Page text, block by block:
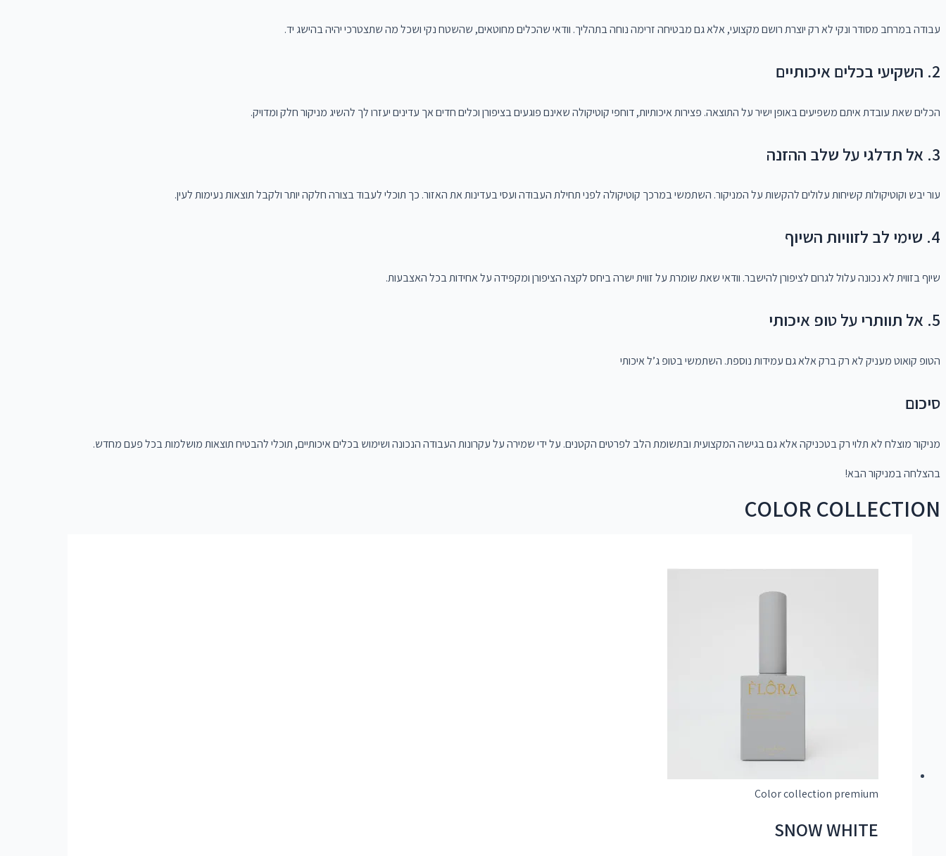
עבודה במרחב מסודר ונקי לא רק יוצרת רושם מקצועי, אלא גם מבטיחה זרימה נוחה בתהליך. וודאי שהכלים מחוטאים, שהשטח נקי ושכל מה שתצטרכי יהיה בהישג יד.
2. השקיעי בכלים איכותיים
הכלים שאת עובדת איתם משפיעים באופן ישיר על התוצאה. פצירות איכותיות, דוחפי קוטיקולה שאינם פוגעים בציפורן וכלים חדים אך עדינים יעזרו לך להשיג מניקור חלק ומדויק.
3. אל תדלגי על שלב ההזנה
עור יבש וקוטיקולות קשיחות עלולים להקשות על המניקור. השתמשי במרכך קוטיקולה לפני תחילת העבודה ועסי בעדינות את האזור. כך תוכלי לעבוד בצורה חלקה יותר ולקבל תוצאות נעימות לעין.
4. שימי לב לזוויות השיוף
שיוף בזווית לא נכונה עלול לגרום לציפורן להישבר. וודאי שאת שומרת על זווית ישרה ביחס לקצה הציפורן ומקפידה על אחידות בכל האצבעות.
5. אל תוותרי על טופ איכותי
הטופ קואוט מעניק לא רק ברק אלא גם עמידות נוספת. השתמשי בטופ ג’ל איכותי
סיכום
מניקור מוצלח לא תלוי רק בטכניקה אלא גם בגישה המקצועית ובתשומת הלב לפרטים הקטנים. על ידי שמירה על עקרונות העבודה הנכונה ושימוש בכלים איכותיים, תוכלי להבטיח תוצאות מושלמות בכל פעם מחדש.
בהצלחה במניקור הבא!
COLOR COLLECTION
Color collection premium
SNOW WHITE